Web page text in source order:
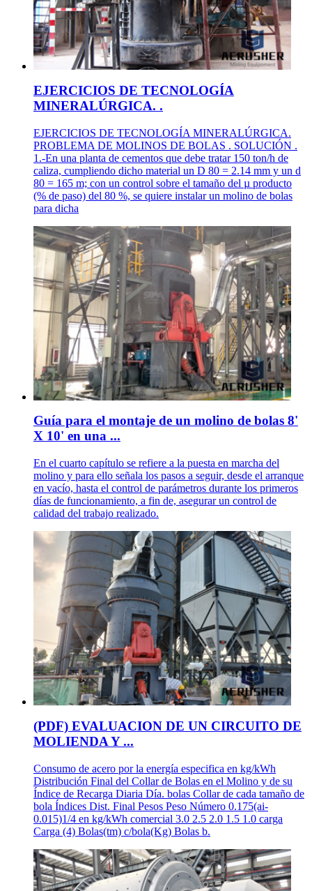
EJERCICIOS DE TECNOLOGÍA
MINERALÚRGICA. .
EJERCICIOS DE TECNOLOGÍA MINERALÚRGICA.
PROBLEMA DE MOLINOS DE BOLAS . SOLUCIÓN .
1.-En una planta de cementos que debe tratar 150 ton/h de
caliza, cumpliendo dicho material un D 80 = 2.14 mm y un d
80 = 165 m; con un control sobre el tamaño del µ producto
(% de paso) del 80 %, se quiere instalar un molino de bolas
para dicha
Guía para el montaje de un molino de bolas 8'
X 10' en una ...
En el cuarto capítulo se refiere a la puesta en marcha del
molino y para ello señala los pasos a seguir, desde el arranque
en vacío, hasta el control de parámetros durante los primeros
días de funcionamiento, a fin de, asegurar un control de
calidad del trabajo realizado.
(PDF) EVALUACION DE UN CIRCUITO DE
MOLIENDA Y ...
Consumo de acero por la energía especifica en kg/kWh
Distribución Final del Collar de Bolas en el Molino y de su
Índice de Recarga Diaria Día. bolas Collar de cada tamaño de
bola Índices Dist. Final Pesos Peso Número 0.175(ai-
0.015)1/4 en kg/kWh comercial 3.0 2.5 2.0 1.5 1.0 carga
Carga (4) Bolas(tm) c/bola(Kg) Bolas b.